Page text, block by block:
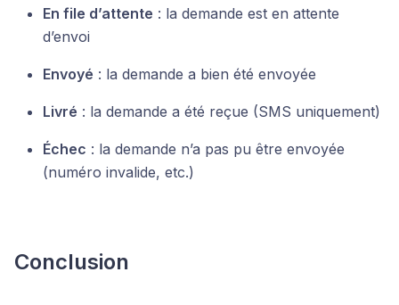
En file d’attente : la demande est en attente
d’envoi
Envoyé : la demande a bien été envoyée
Livré : la demande a été reçue (SMS uniquement)
Échec : la demande n’a pas pu être envoyée
(numéro invalide, etc.)
Conclusion